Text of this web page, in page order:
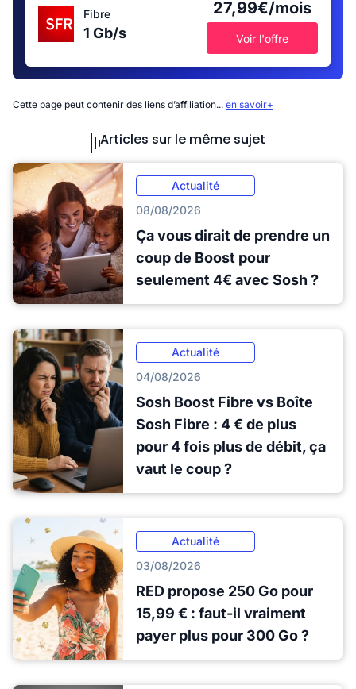
Fibre
1 Gb/s
27,99€/mois
Voir l'offre
Cette page peut contenir des liens d’affiliation... en savoir+
Articles sur le même sujet
Actualité
08/08/2026
Ça vous dirait de prendre un
coup de Boost pour
seulement 4€ avec Sosh ?
Actualité
04/08/2026
Sosh Boost Fibre vs Boîte
Sosh Fibre : 4 € de plus
pour 4 fois plus de débit, ça
vaut le coup ?
Actualité
03/08/2026
RED propose 250 Go pour
15,99 € : faut-il vraiment
payer plus pour 300 Go ?